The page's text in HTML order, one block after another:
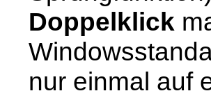
Doppelklick
nur einmal auf